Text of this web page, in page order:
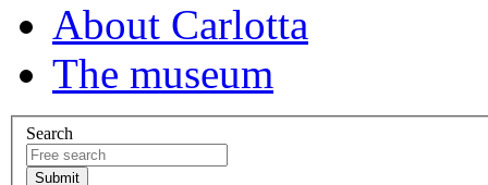
About Carlotta
The museum
Search